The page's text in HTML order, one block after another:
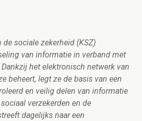
sociale zekerheid (KSZ)
van informatie in verband met
het elektronisch netwerk van
beheert, legt ze de basis van een
en veilig delen van informatie
verzekerden en de
dagelijks naar een